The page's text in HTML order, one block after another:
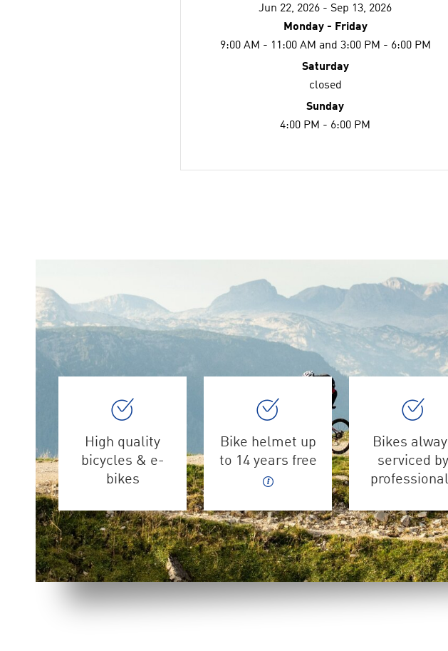
Jun 22, 2026 - Sep 13, 2026
Monday - Friday
9:00 AM - 11:00 AM and 3:00 PM - 6:00 PM
Saturday
closed
Sunday
4:00 PM - 6:00 PM
High quality
bicycles & e-
bikes
Bike helmet up
to 14 years free
Bikes
serviced by